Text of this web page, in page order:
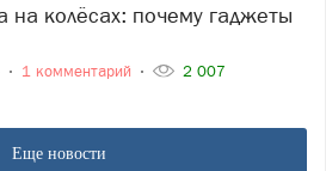
1 комментарий
2 007
Еще новости